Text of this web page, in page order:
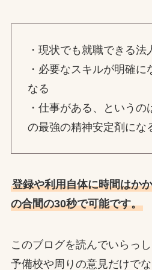
・現状でも就職できる法
・必要なスキルが明確に
なる
・仕事がある、というの
の最強の精神安定剤にな
登録や利用自体に時間はか
の合間の30秒で可能です。
このブログを読んでいらっ
予備校や周りの意見だけで